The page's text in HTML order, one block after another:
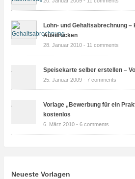
Lohn- und Gehaltsabrechnung –
Ausdrucken
28. Januar 2010 - 11 comments
Speisekarte selber erstellen –
25. Januar 2009 - 7 comments
Vorlage „Bewerbung für ein
kostenlos
6. März 2010 - 6 comments
Neueste Vorlagen